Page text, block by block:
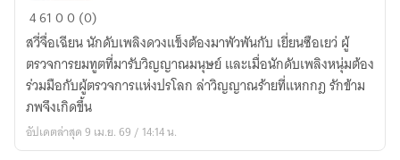
เปลว
ไฟ
ละลาย
ใจ
ผู้
ตรวจ
การ
46100 (0)
สวี่จื่อเฉียน นักดับเพลิงดวงแข็งต้องมาพัวพันกับ เยี่ยนซือเยว่ ผู้
ตรวจการยมทูตที่มารับวิญญาณมนุษย์ และเมื่อนักดับเพลิงหนุ่มต้อง
ร่วมมือกับผู้ตรวจการแห่งปรโลก ล่าวิญญาณร้ายที่แหกกฎ รักข้าม
ภพจึงเกิดขึ้น
อัปเดตล่าสุด 9 เม.ย. 69 / 14:14 น.